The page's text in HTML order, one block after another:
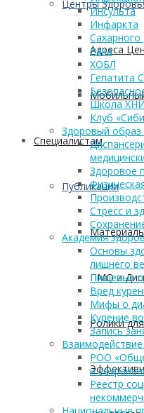
Центры
Адреса
Cпециалистам
Публикации
ПМО и
Ролики
Инсульта
Инфаркта
Сахарного
Рака
ХОБЛ
Гепатита С
Школа
Клуб
Здоровый образ
Здоровое
Стресс и
Академия
Основы
лишнего
Пищевые
Вред
Мифы о
Курение
Запись
РОО
и
Реестр